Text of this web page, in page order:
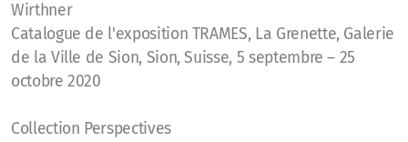
Wirthner
Catalogue de l'exposition TRAMES, La Grenette, Galerie
de la Ville de Sion, Sion, Suisse, 5 septembre – 25
octobre 2020
Collection Perspectives